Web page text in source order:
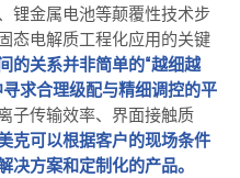
锂金属电池等颠覆性技术步
态电解质工程化应用的关键
的关系并非简单的“越细越
求合理级配与精细调控的平
子传输效率、界面接触质
克可以根据客户的现场条件
方案和定制化的产品。